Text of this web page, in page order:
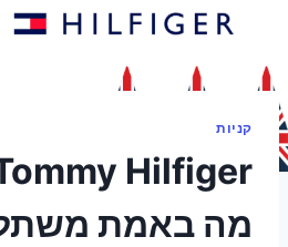
קניות
מה באמת